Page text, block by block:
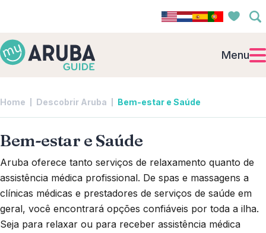
Menu
Home Descobrir Aruba Bem-estar e Saúde
Bem-estar e Saúde
Aruba oferece tanto serviços de relaxamento quanto de
assistência médica profissional. De spas e massagens a
clínicas médicas e prestadores de serviços de saúde em
geral, você encontrará opções confiáveis por toda a ilha.
Seja para relaxar ou para receber assistência médica